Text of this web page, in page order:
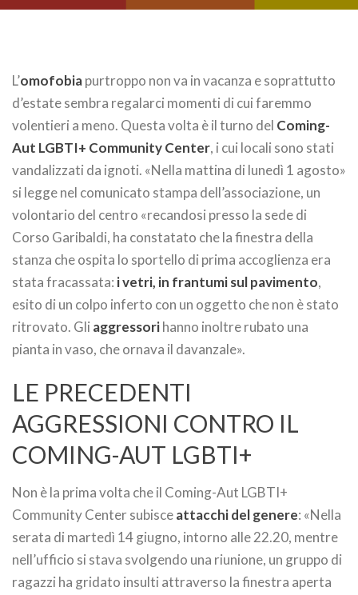
L’omofobiapurtroppo non va in vacanza e soprattutto
d’estate sembra regalarci momenti di cui faremmo
volentieri a meno. Questa volta è il turno del Coming-
Aut LGBTI+ Community Center, i cui locali sono stati
vandalizzati da ignoti. «Nella mattina di lunedì 1 agosto»
si legge nel comunicato stampa dell’associazione, un
volontario del centro «recandosi presso la sede di
Corso Garibaldi, ha constatato che la finestra della
stanza che ospita lo sportello di prima accoglienza era
stata fracassata: i vetri, in frantumi sul pavimento,
esito di un colpo inferto con un oggetto che non è stato
ritrovato. Gli aggressorihanno inoltre rubato una
pianta in vaso, che ornava il davanzale».
LE PRECEDENTI
AGGRESSIONI CONTRO IL
COMING-AUT LGBTI+
Non è la prima volta che il Coming-Aut LGBTI+
Community Center subisceattacchi del genere: «Nella
serata di martedì 14 giugno, intorno alle 22.20, mentre
nell’ufficio si stava svolgendo una riunione, un gruppo di
ragazzi ha gridato insulti attraverso la finestra aperta